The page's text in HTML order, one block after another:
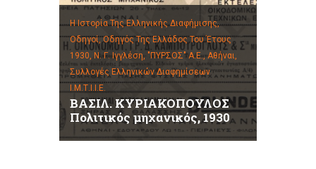
Η Ιστορία Της Ελληνικής Διαφήμισης,
Οδηγοί,Οδηγός Της Ελλάδος Του Έτους
1930, Ν. Γ. Ιγγλέση, "ΠΥΡΣΟΣ" Α.Ε., Αθήναι,
Συλλογές Ελληνικών Διαφημίσεων
Ι.Μ.Τ.Ι.Ι.Ε.
ΒΑΣΙΛ. ΚΥΡΙΑΚΟΠΟΥΛΟΣ
Πολιτικός μηχανικός, 1930